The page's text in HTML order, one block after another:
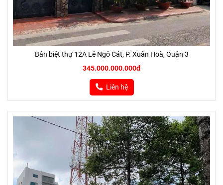
Bán biệt thự 12A Lê Ngô Cát, P. Xuân Hoà, Quận 3
345.000.000.000đ
Liên hệ